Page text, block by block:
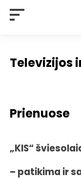
Televizijos
Prienuose
„KIS“
– patikima ir